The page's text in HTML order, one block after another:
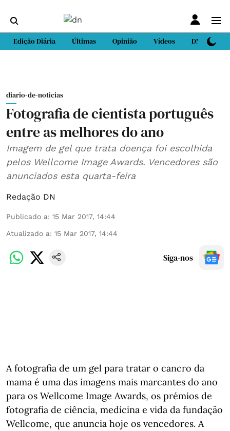
Edição Diária Últimas Opinião Vídeos DN Sport
diario-de-noticias
Fotografia de cientista português
entre as melhores do ano
Imagem de gel que trata doença foi escolhida
pelos Wellcome Image Awards. Vencedores são
anunciados esta quarta-feira
Redação DN
Publicado a: 15 Mar 2017, 14:44
Atualizado a: 15 Mar 2017, 14:44
Siga-nos
A fotografia de um gel para tratar o cancro da
mama é uma das imagens mais marcantes do ano
para os Wellcome Image Awards, os prémios de
fotografia de ciência, medicina e vida da fundação
Wellcome, que anuncia hoje os vencedores. A